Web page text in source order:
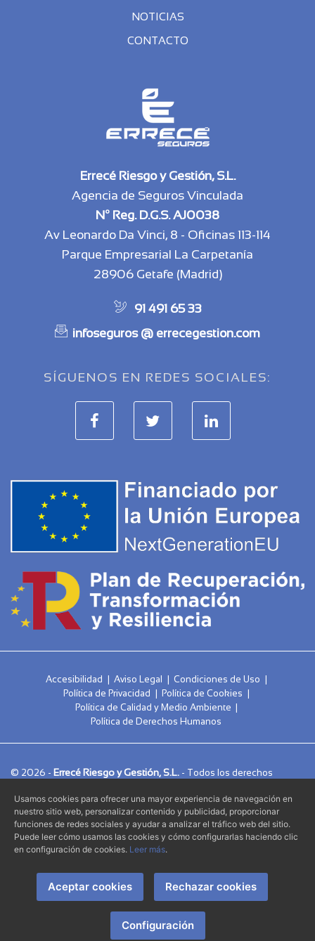
NOTICIAS
CONTACTO
Errecé Riesgo y Gestión, S.L.
Agencia de Seguros Vinculada
Nº Reg. D.G.S. AJ0038
Av Leonardo Da Vinci, 8 - Oficinas 113-114
Parque Empresarial La Carpetanía
28906 Getafe (Madrid)
91 491 65 33
infoseguros @ errecegestion.com
SÍGUENOS EN REDES SOCIALES:
Accesibilidad | Aviso Legal | Condiciones de Uso |
Política de Privacidad | Política de Cookies |
Política de Calidad y Medio Ambiente |
Política de Derechos Humanos
© 2026 - Errecé Riesgo y Gestión, S.L. - Todos los derechos
Página web creada porAlvasolution, SL
Usamos cookies para ofrecer una mayor experiencia de navegación en
nuestro sitio web, personalizar contenido y publicidad, proporcionar
funciones de redes sociales y ayudar a analizar el tráfico web del sitio.
Puede leer cómo usamos las cookies y cómo configurarlas haciendo clic
en configuración de cookies. Leer más.
Aceptar cookies Rechazar cookies
Configuración